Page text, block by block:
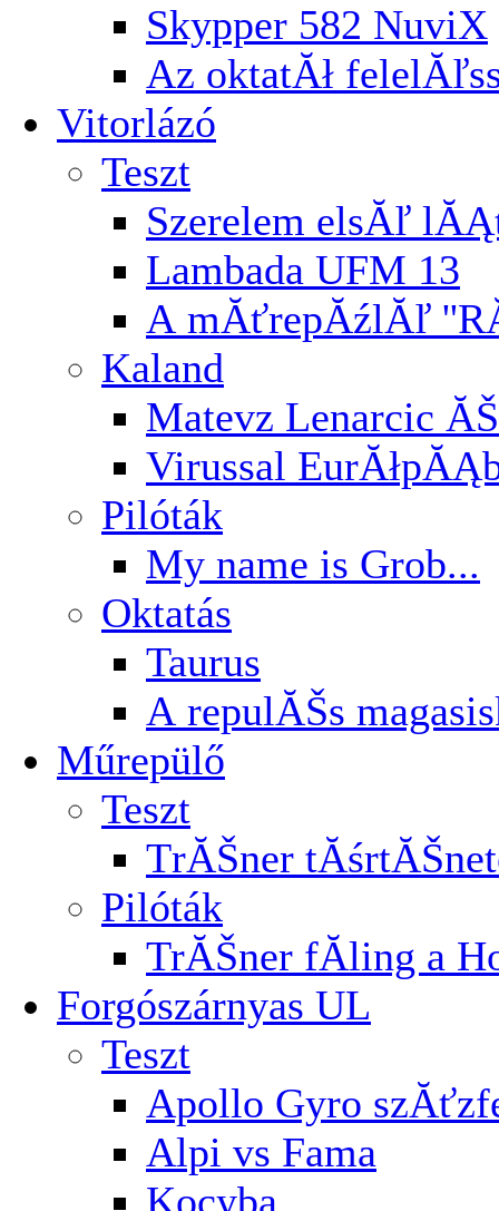
Skypper 582 NuviX
Az oktatĂł
Vitorlázó
Teszt
Szerelem elsĂľ
Lambada UFM 13
A mĂťrepĂźlĂľ
Kaland
Matevz Lenarcic
Virussal
Pilóták
My name is Grob...
Oktatás
Taurus
A repulĂŠs
Műrepülő
Teszt
TrĂŠner
Pilóták
TrĂŠner fĂ­ling a
Forgószárnyas UL
Teszt
Apollo Gyro
Alpi vs Fama
Kocyba